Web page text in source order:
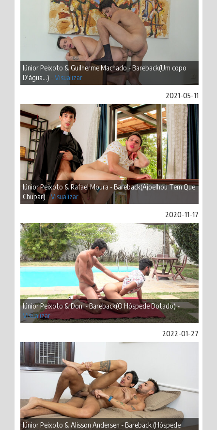
Júnior Peixoto & Guilherme Machado - Bareback(Um copo
D'água...) -Visualizar
2021-05-11
Júnior Peixoto & Rafael Moura - Bareback(Ajoelhou Tem Que
Chupar) -Visualizar
2020-11-17
Júnior Peixoto & Doni - Bareback(O Hóspede Dotado) -
Visualizar
2022-01-27
Júnior Peixoto & Alisson Andersen - Bareback (Hóspede